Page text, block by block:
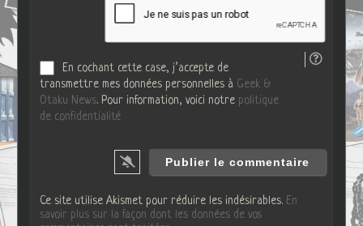
En cochant cette case, j’accepte de
transmettre mes données personnelles à Geek &
Otaku News. Pour information, voici notre politique
de confidentialité
Ce site utilise Akismet pour réduire les indésirables. En
savoir plus sur la façon dont les données de vos